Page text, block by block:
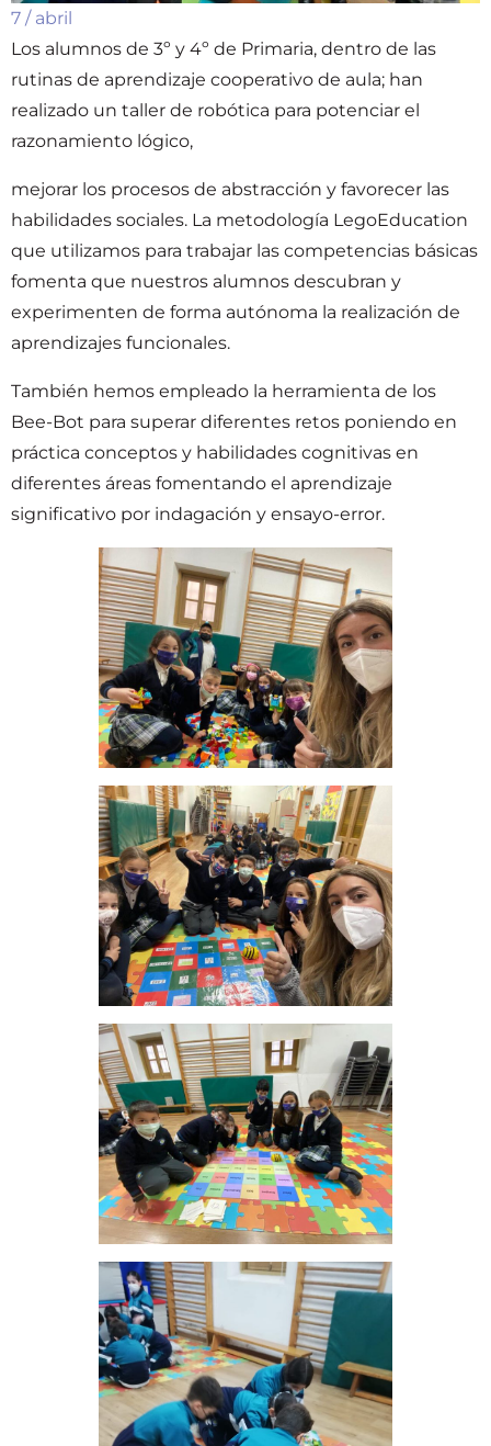
7 / abril
Los alumnos de 3º y 4º de Primaria, dentro de las
rutinas de aprendizaje cooperativo de aula; han
realizado un taller de robótica para potenciar el
razonamiento lógico,
mejorar los procesos de abstracción y favorecer las
habilidades sociales. La metodología LegoEducation
que utilizamos para trabajar las competencias básicas
fomenta que nuestros alumnos descubran y
experimenten de forma autónoma la realización de
aprendizajes funcionales.
También hemos empleado la herramienta de los
Bee-Bot para superar diferentes retos poniendo en
práctica conceptos y habilidades cognitivas en
diferentes áreas fomentando el aprendizaje
significativo por indagación y ensayo-error.